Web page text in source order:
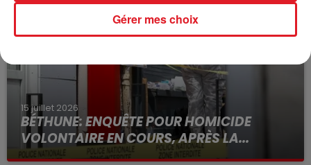
15 juillet 2026
BÉTHUNE: ENQUÊTE POUR HOMICIDE
VOLONTAIRE EN COURS, APRÈS LA...
Selon les premiers éléments, le logement servait
Gérer mes choix